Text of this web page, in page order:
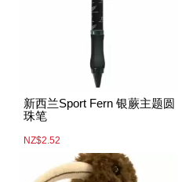
新西兰Sport Fern 银蕨主题圆
珠笔
NZ$2.52